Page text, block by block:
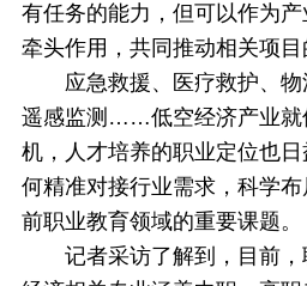
有任务的能力，但可以作为
牵头作用，共同推动相关项目
应急救援、医疗救护、物
遥感监测……低空经济产业就
机，人才培养的职业定位也
何精准对接行业需求，科学
前职业教育领域的重要课题。
记者采访了解到，目前